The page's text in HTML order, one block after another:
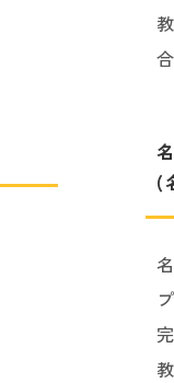
(